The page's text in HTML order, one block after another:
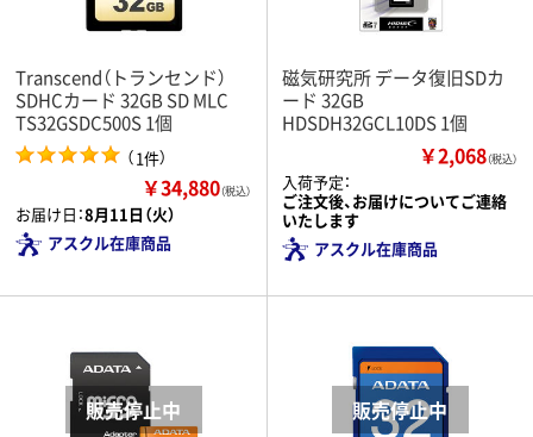
Transcend（トランセンド）
SDHCカード 32GB SD MLC
TS32GSDC500S 1個
（1件）
￥34,880（税込）
お届け日：8月11日（火）
アスクル在庫商品
磁気研究所 データ復旧SDカ
ード 32GB
HDSDH32GCL10DS 1個
￥2,068（税込）
入荷予定：
ご注文後、お届けについてご連絡
いたします
アスクル在庫商品